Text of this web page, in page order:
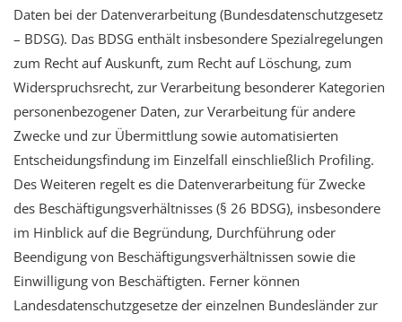
Daten bei der Datenverarbeitung (Bundesdatenschutzgesetz
– BDSG). Das BDSG enthält insbesondere Spezialregelungen
zum Recht auf Auskunft, zum Recht auf Löschung, zum
Widerspruchsrecht, zur Verarbeitung besonderer Kategorien
personenbezogener Daten, zur Verarbeitung für andere
Zwecke und zur Übermittlung sowie automatisierten
Entscheidungsfindung im Einzelfall einschließlich Profiling.
Des Weiteren regelt es die Datenverarbeitung für Zwecke
des Beschäftigungsverhältnisses (§ 26 BDSG), insbesondere
im Hinblick auf die Begründung, Durchführung oder
Beendigung von Beschäftigungsverhältnissen sowie die
Einwilligung von Beschäftigten. Ferner können
Landesdatenschutzgesetze der einzelnen Bundesländer zur